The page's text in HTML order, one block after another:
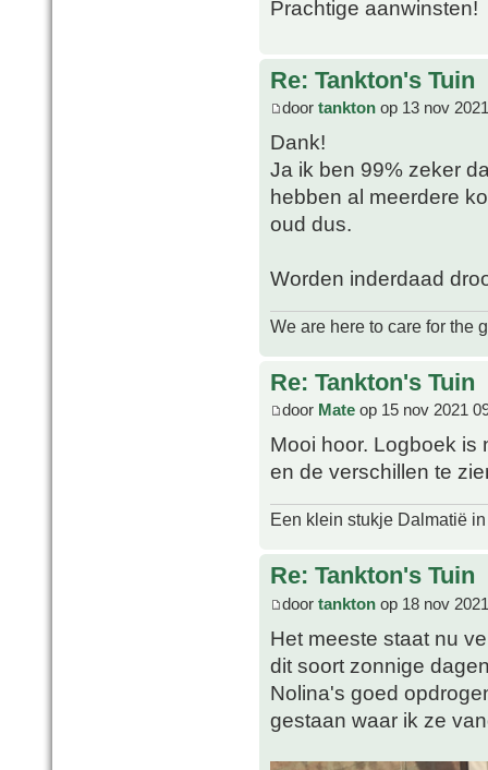
Prachtige aanwinsten!
Re: Tankton's Tuin
door tankton op 13 nov
Dank!
Ja ik ben 99% zeker
hebben al meerdere
oud dus.
Worden inderdaad
We are here to care for the
Re: Tankton's Tuin
door Mate op 15 nov 2021
Mooi hoor. Logboek is
en de verschillen te
Een klein stukje Dalmatië
Re: Tankton's Tuin
door tankton op 18 nov
Het meeste staat nu
dit soort zonnige
Nolina's goed
gestaan waar ik ze